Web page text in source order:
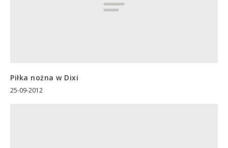
Piłka nożna w Dixi
25-09-2012